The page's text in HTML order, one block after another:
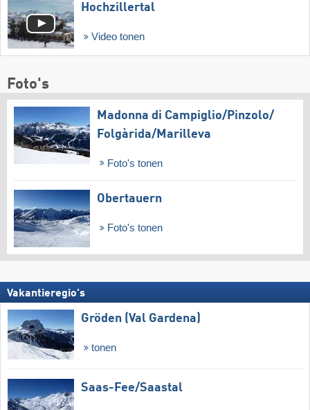
Hochzillertal
Video tonen
Foto's
Madonna di Campiglio/​Pinzolo/​
Folgàrida/​Marilleva
Foto's tonen
Obertauern
Foto's tonen
Vakantieregio's
Gröden (Val Gardena)
tonen
Saas-Fee/​Saastal